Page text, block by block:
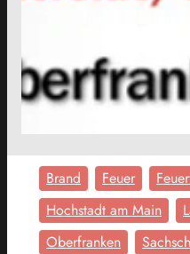
Brand Feuer
Hochstadt am Main
Oberfranken